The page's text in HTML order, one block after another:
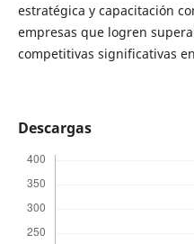
estratégica y capacitación
empresas que logren
competitivas significativas
Descargas